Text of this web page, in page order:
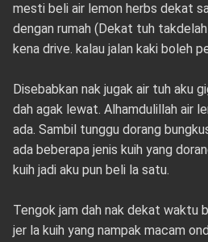
mesti beli air lemon herbs dekat
dengan rumah (Dekat tuh
kena drive. kalau jalan kaki boleh
Disebabkan nak jugak air tuh aku
dah agak lewat. Alhamdulillah air
ada. Sambil tunggu dorang
ada beberapa jenis kuih yang
kuih jadi aku pun beli la satu.
Tengok jam dah nak dekat waktu
jer la kuih yang nampak macam